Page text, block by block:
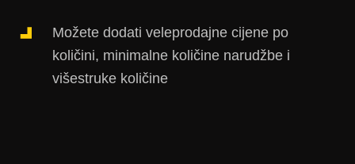
Možete dodati veleprodajne cijene po
količini, minimalne količine narudžbe i
višestruke količine